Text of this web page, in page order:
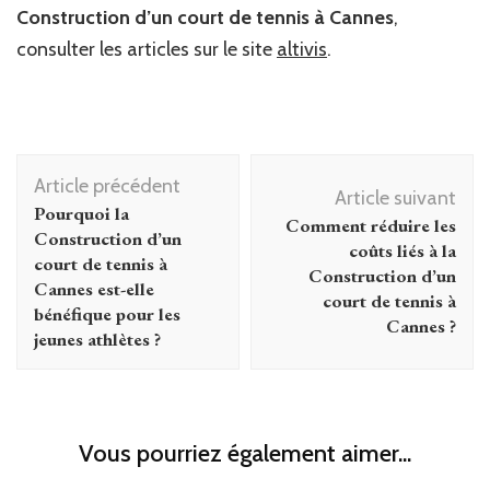
Construction d’un court de tennis à Cannes,
consulter les articles sur le site altivis.
Navigation
d'article
Article précédent
Pourquoi la
Construction d’un
court de tennis à
Cannes est-elle
bénéfique pour les
jeunes athlètes ?
Article suivant
Comment réduire les
coûts liés à la
Construction d’un
court de tennis à
Cannes ?
Vous pourriez également aimer...